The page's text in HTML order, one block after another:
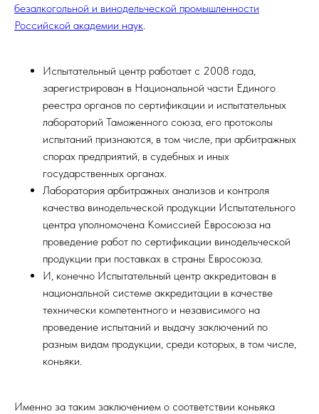
безалкогольной и винодельческой промышленности
Российской академии наук.
Испытательный центр работает с 2008 года,
зарегистрирован в Национальной части Единого
реестра органов по сертификации и испытательных
лабораторий Таможенного союза, его протоколы
испытаний признаются, в том числе, при арбитражных
спорах предприятий, в судебных и иных
государственных органах.
Лаборатория арбитражных анализов и контроля
качества винодельческой продукции Испытательного
центра уполномочена Комиссией Евросоюза на
проведение работ по сертификации винодельческой
продукции при поставках в страны Евросоюза.
И, конечно Испытательный центр аккредитован в
национальной системе аккредитации в качестве
технически компетентного и независимого на
проведение испытаний и выдачу заключений по
разным видам продукции, среди которых, в том числе,
коньяки.
Именно за таким заключением о соответствии коньяка